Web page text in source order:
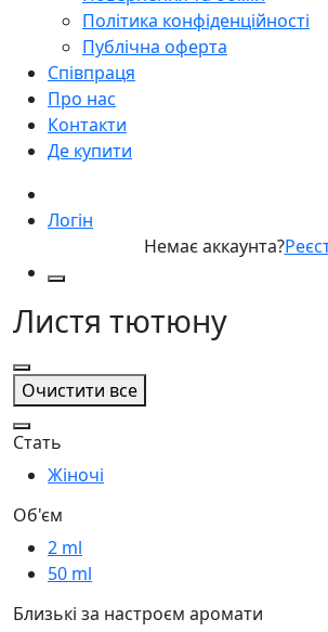
Політика конфіденційності
Публічна оферта
Співпраця
Про нас
Контакти
Де купити
Логін
Немає аккаунта?
Листя тютюну
Очистити все
Стать
Жіночі
Об'єм
2 ml
50 ml
Близькі за настроєм аромати